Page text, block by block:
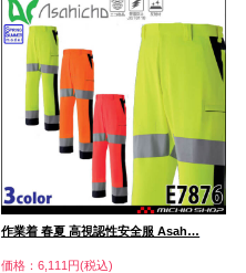
作業着 春夏 高視認性安全服 Asah…
価格：6,111円(税込)